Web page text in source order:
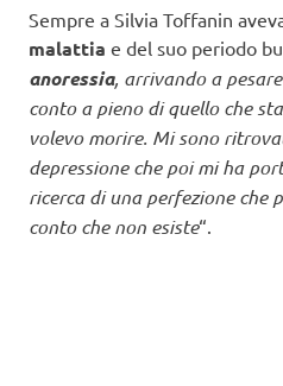
Sempre a Silvia Toffanin
malattia e del suo periodo
anoressia, arrivando a
conto a pieno di quello che
volevo morire. Mi sono
depressione che poi mi ha
ricerca di una perfezione che
conto che non esiste“.